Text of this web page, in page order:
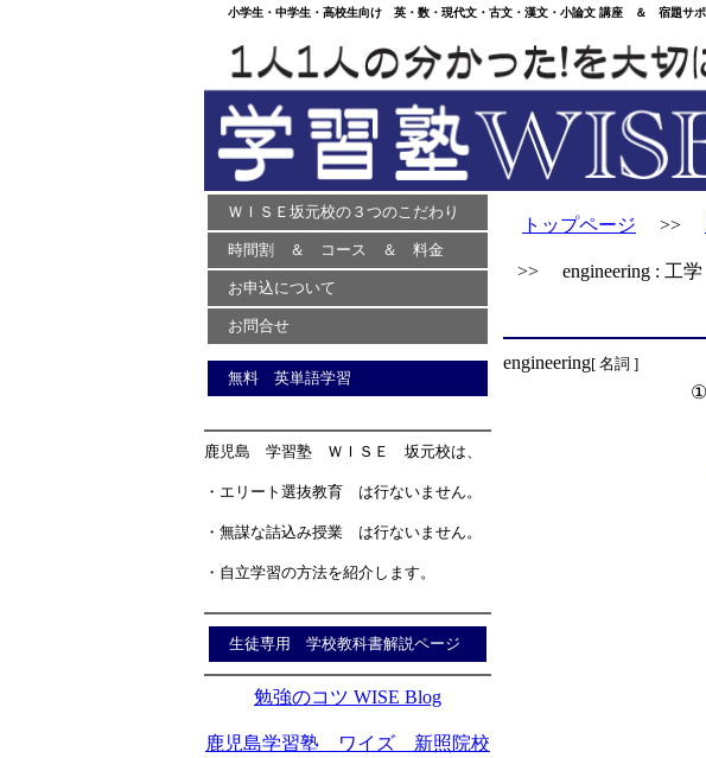
小学生・中学生・高校生向け 英・数・現代文・古文・漢文・小論文 講座 ＆ 宿題サ
ＷＩＳＥ坂元校の３つのこだわり
時間割 ＆ コース ＆ 料金
お申込について
お問合せ
無料 英単語学習
鹿児島 学習塾 ＷＩＳＥ 坂元校は、
・エリート選抜教育 は行ないません。
・無謀な詰込み授業 は行ないません。
・自立学習の方法を紹介します。
生徒専用 学校教科書解説ページ
勉強のコツ WISE Blog
鹿児島学習塾 ワイズ 新照院校
トップページ >>
>> engineering : 工学
engineering[ 名詞 ]
①